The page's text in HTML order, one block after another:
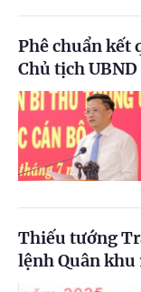
Phê chuẩn kết
Chủ tịch
Thiếu tướng
lệnh Quân khu